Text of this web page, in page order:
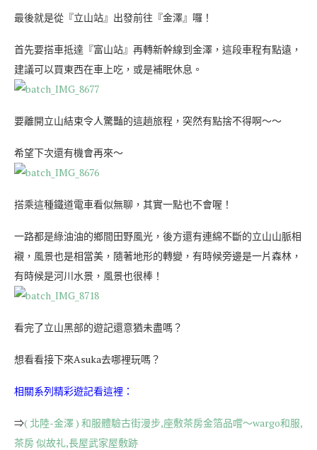
最後就是從『立山站』出發前往『金澤』囉！
首先要搭車抵達『富山站』再轉新幹線到金澤，這段車程有點遠，
建議可以買東西在車上吃，或是補眠休息。
要離開立山結束令人驚豔的這趟旅程，突然有點捨不得啊～～
希望下次還有機會再來～
搭乘這種鐵道電車看似無聊，其實一點也不會喔！
一路都是綠油油的鄉間田野風光，後方還有連綿不斷的立山山脈相
襯，風景也是相當美，隨著地形的轉變，有時候旁邊是一片森林，
有時候是河川水景，風景也很棒！
看完了立山黑部的遊記還意猶未盡嗎？
想看看接下來Asuka去哪裡玩嗎？
相關系列精彩遊記看這裡：
⇒( 北陸-金澤 ) 和服體驗古街漫步,座敷茶房金箔品嚐～wargo和服,
茶房 似故礼,長屋武家屋敷跡